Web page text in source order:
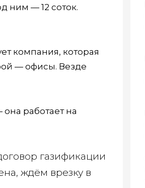
ним — 12 соток.
компания, которая
— офисы. Везде
работает на
газификации
ждём врезку в